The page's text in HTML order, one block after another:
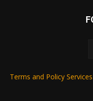
Terms and Policy Services